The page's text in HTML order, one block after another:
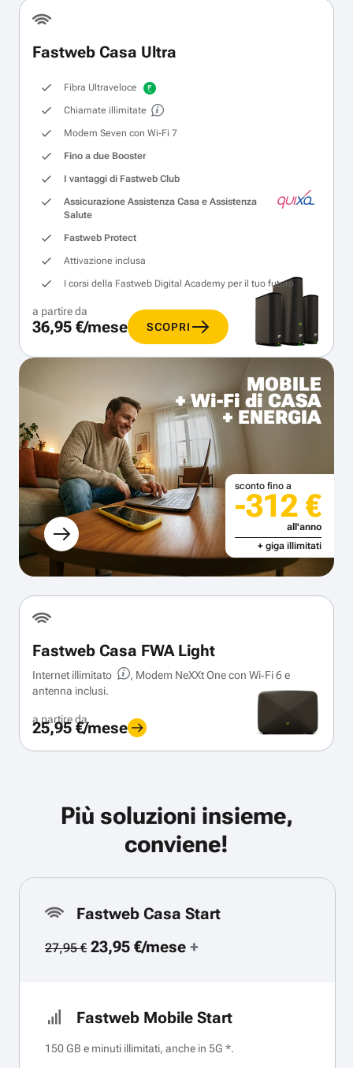
Fastweb Casa Ultra
Fibra Ultraveloce
Chiamate illimitate
Modem Seven con Wi‑Fi 7
Fino a due Booster
I vantaggi di Fastweb Club
Assicurazione Assistenza Casa e Assistenza
Salute
Fastweb Protect
Attivazione inclusa
I corsi della Fastweb Digital Academy per il tuo futuro
a partire da
36,95 €/mese SCOPRI
MOBILE
+ Wi-Fi di CASA
+ ENERGIA
sconto fino a
-312 €
all'anno
+ giga illimitati
Fastweb Casa FWA Light
Internet illimitato
, Modem NeXXt One con Wi‑Fi 6 e
antenna inclusi.
a partire da
25,95 €/mese
Più soluzioni insieme,
conviene!
Fastweb Casa Start
27,95 €23,95 €/mese+
Fastweb Mobile Start
150 GB e minuti illimitati, anche in 5G *.